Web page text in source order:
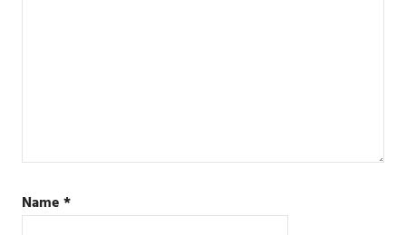
Name*